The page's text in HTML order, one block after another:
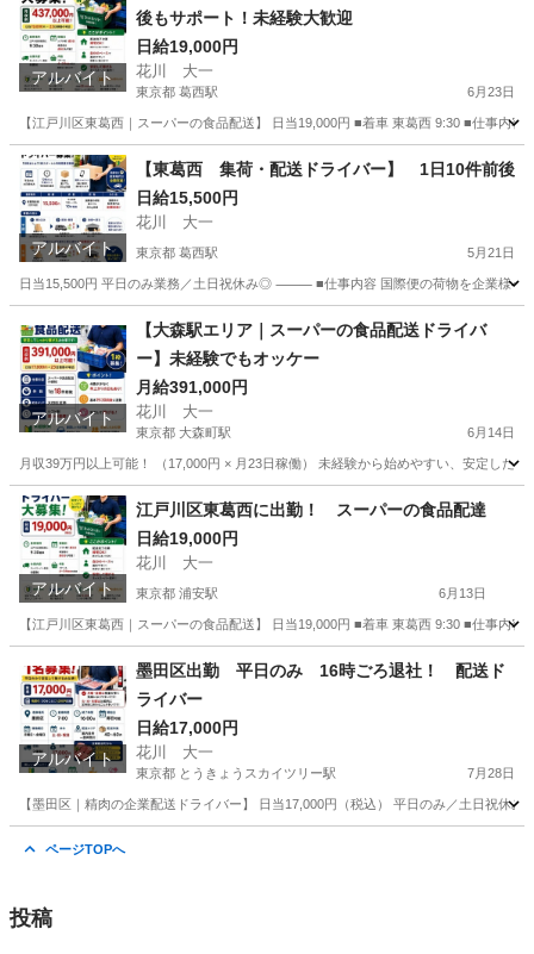
アルバイト
後もサポート！未経験大歓迎
日給19,000円
花川 大一
東京都 葛西駅 6月23日
【江戸川区東葛西｜スーパーの食品配送】 日当19,000円 ■着車 東葛西 9:30 ■仕事内
東京 江戸川区 葛西駅 ドライバー ネットスーパー
アルバイト
【東葛西 集荷・配送ドライバー】 1日10件前後
日給15,500円
花川 大一
東京都 葛西駅 5月21日
日当15,500円 平日のみ業務／土日祝休み◎ ⸻ ■仕事内容 国際便の荷物を企業様へ
葛西駅 東葛西
アルバイト
【大森駅エリア｜スーパーの食品配送ドライバ
ー】未経験でもオッケー
月給391,000円
花川 大一
東京都 大森町駅 6月14日
月収39万円以上可能！ （17,000円 × 月23日稼働） 未経験から始めやすい、安定
東京 大田区 大森町駅 ドライバー
アルバイト
江戸川区東葛西に出勤！ スーパーの食品配達
日給19,000円
花川 大一
東京都 浦安駅 6月13日
【江戸川区東葛西｜スーパーの食品配送】 日当19,000円 ■着車 東葛西 9:30 ■仕事内
浦安駅 ドライバー ネットスーパー
アルバイト
墨田区出勤 平日のみ 16時ごろ退社！ 配送ド
ライバー
日給17,000円
花川 大一
東京都 とうきょうスカイツリー駅 7月28日
【墨田区｜精肉の企業配送ドライバー】 日当17,000円（税込） 平日のみ／土日祝
ページTOPへ
投稿